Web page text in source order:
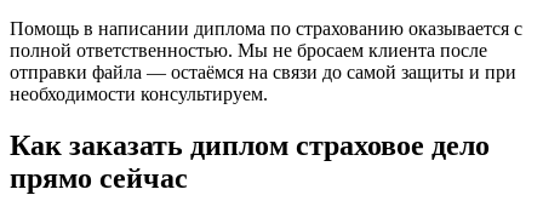
Помощь в написании диплома по страхованию оказывается с
полной ответственностью. Мы не бросаем клиента после
отправки файла — остаёмся на связи до самой защиты и при
необходимости консультируем.
Как заказать диплом страховое дело
прямо сейчас